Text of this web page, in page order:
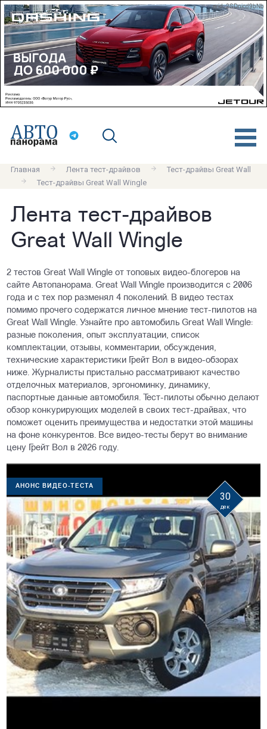
erid: 2SDnjcd9bNb
Главная Лента тест-драйвов
Тест-драйвы Great Wall
Тест-драйвы Great Wall Wingle
Лента тест-драйвов
Great Wall Wingle
2 тестов Great Wall Wingle от топовых видео-блогеров на
сайте Автопанорама. Great Wall Wingle производится с 2006
года и с тех пор разменял 4 поколений. В видео тестах
помимо прочего содержатся личное мнение тест-пилотов на
Great Wall Wingle. Узнайте про автомобиль Great Wall Wingle:
разные поколения, опыт эксплуатации, список
комплектации, отзывы, комментарии, обсуждения,
технические характеристики Грейт Вол в видео-обзорах
ниже. Журналисты пристально рассматривают качество
отделочных материалов, эргономинку, динамику,
паспортные данные автомобиля. Тест-пилоты обычно делают
обзор конкурирующих моделей в своих тест-драйвах, что
поможет оценить преимущества и недостатки этой машины
на фоне конкурентов. Все видео-тесты берут во внимание
цену Грейт Вол в 2026 году.
АНОНС ВИДЕО-ТЕСТА
30
дек